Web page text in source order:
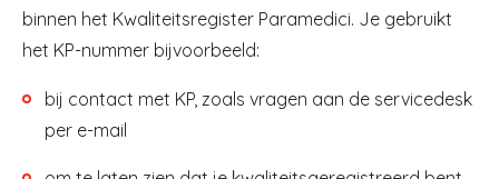
binnen het Kwaliteitsregister Paramedici. Je gebruikt
het KP-nummer bijvoorbeeld:
bij contact met KP, zoals vragen aan de servicedesk
per e-mail